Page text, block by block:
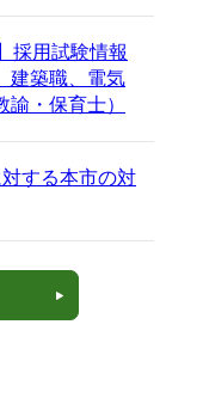
採用試験情報
建築職、電気
・保育士）
する本市の対